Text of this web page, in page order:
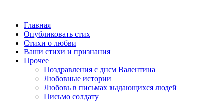
Главная
Опубликовать стих
Стихи о любви
Ваши стихи и признания
Прочее
Поздравления с днем Валентина
Любовные истории
Любовь в письмах выдающихся людей
Письмо солдату